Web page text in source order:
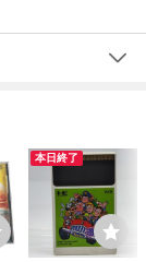
本日終了